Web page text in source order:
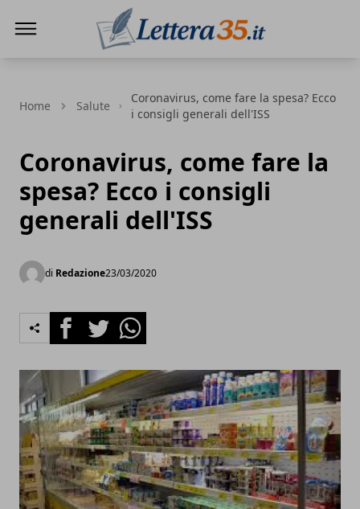
Home Salute
Coronavirus, come fare la spesa? Ecco
i consigli generali dell'ISS
Coronavirus, come fare la
spesa? Ecco i consigli
generali dell'ISS
di Redazione23/03/2020
FacebookTwitterWhatsapp